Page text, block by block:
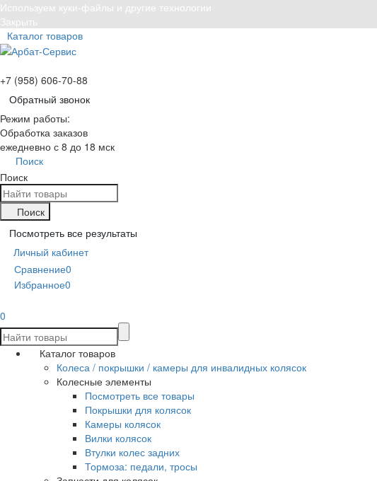
Используем куки-файлы и другие технологии
Закрыть
Каталог товаров
+7 (958) 606-70-88
Обратный звонок
Режим работы:
Обработка заказов
ежедневно с 8 до 18 мск
Поиск
Поиск
Поиск
Посмотреть все результаты
Личный кабинет
Сравнение0
Избранное0
0
Каталог товаров
Колеса / покрышки / камеры для инвалидных колясок
Колесные элементы
Посмотреть все товары
Покрышки для колясок
Камеры колясок
Вилки колясок
Втулки колес задних
Тормоза: педали, тросы